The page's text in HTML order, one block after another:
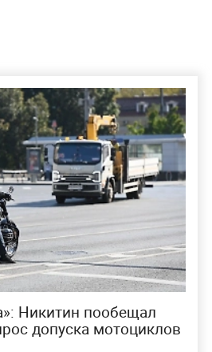
Никитин пообещал
допуска мотоциклов